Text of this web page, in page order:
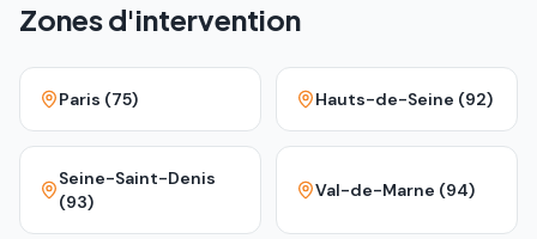
Zones d'intervention
Paris (75) Hauts-de-Seine (92)
Seine-Saint-Denis
(93)
Val-de-Marne (94)